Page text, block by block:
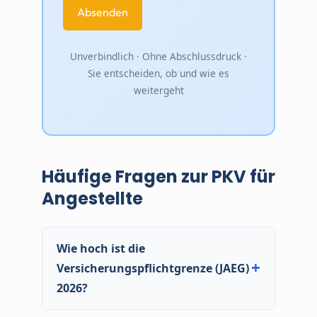
Unverbindlich · Ohne Abschlussdruck ·
Sie entscheiden, ob und wie es
weitergeht
Häufige Fragen zur PKV für
Angestellte
Wie hoch ist die
Versicherungspflichtgrenze (JAEG)
2026?